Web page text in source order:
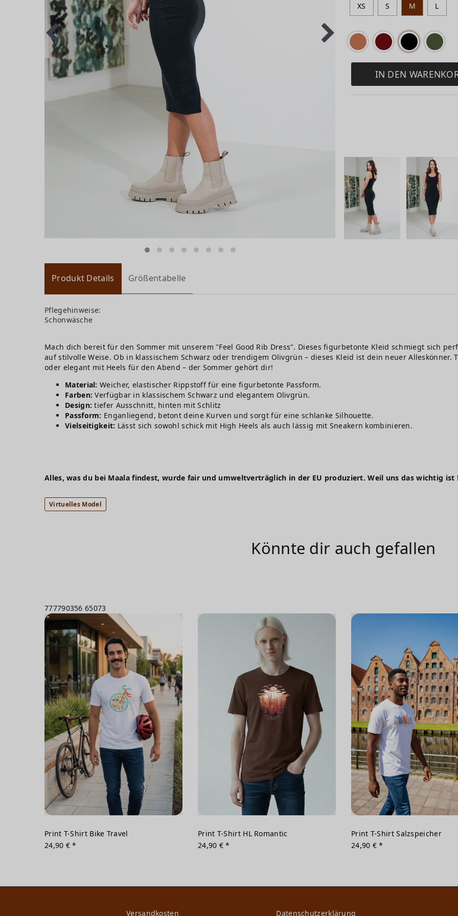
XS S M L
IN DEN
Produkt Details Größentabelle
Pflegehinweise:
Schonwäsche
Mach dich bereit für den Sommer mit unserem "Feel Good Rib Dress". Dieses figurbetonte Kleid schmiegt sich
auf stilvolle Weise. Ob in klassischem Schwarz oder trendigem Olivgrün – dieses Kleid ist dein neuer Alleskönner.
oder elegant mit Heels für den Abend – der Sommer gehört dir!
Material: Weicher, elastischer Rippstoff für eine figurbetonte Passform.
Farben: Verfügbar in klassischem Schwarz und elegantem Olivgrün.
Design: tiefer Ausschnitt, hinten mit Schlitz
Passform: Enganliegend, betont deine Kurven und sorgt für eine schlanke Silhouette.
Vielseitigkeit: Lässt sich sowohl schick mit High Heels als auch lässig mit Sneakern kombinieren.
Alles, was du bei Maala findest, wurde fair und umweltverträglich in der EU produziert. Weil uns das wichtig ist
Virtuelles Model
Könnte dir auch gefallen
777790356 65073
Print T-Shirt Bike Travel
24,90 € *
Print T-Shirt HL Romantic
24,90 € *
Print T-Shirt Salzspeicher
24,90 € *
Versandkosten Daten­schutz­erklärung